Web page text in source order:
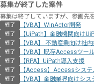
募集が終了した案件
募集は終了していますが、参画先
終了 【VBA】WinActor開発
終了 【UiPath】金融機関向け
終了 【VBA】 不動産業向け社
終了 【VBA】既存Accessツー
終了 【RPA】UiPath導入支援
終了 【Access】Accessシステ
終了 【VBA】金融業界向けシス